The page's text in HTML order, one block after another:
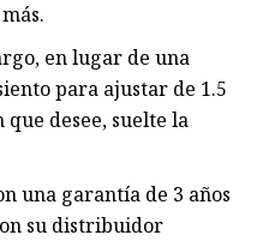
en lugar de una
para ajustar de 1.5
desee, suelte la
una garantía de 3 años
su distribuidor